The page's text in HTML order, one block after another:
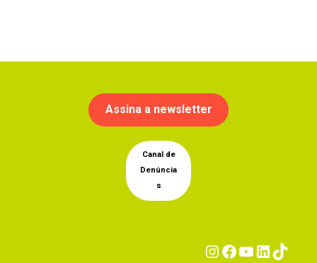
Assina a newsletter
Canal de
Denúncia
s
Instagram
Facebook